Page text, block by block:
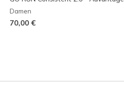
Damen
70,00 €